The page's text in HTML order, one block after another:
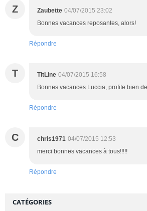
Z Zaubette 04/07/2015 23:02
Bonnes vacances reposantes, alors!
Répondre
T TitLine 04/07/2015 16:58
Bonnes vacances Luccia, profite bien
Répondre
C chris1971 04/07/2015 12:53
merci bonnes vacances à tous!!!!!
Répondre
CATÉGORIES